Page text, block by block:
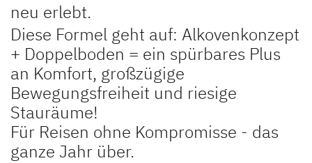
JUST CAMP ACTIVE
Teilintegriert
JUST GO ACTIVE
Teilintegriert
NEU
neu erlebt.
Diese Formel geht auf: Alkovenkonzept
+ Doppelboden = ein spürbares Plus
an Komfort, großzügige
Bewegungsfreiheit und riesige
Stauräume!
Für Reisen ohne Kompromisse - das
ganze Jahr über.